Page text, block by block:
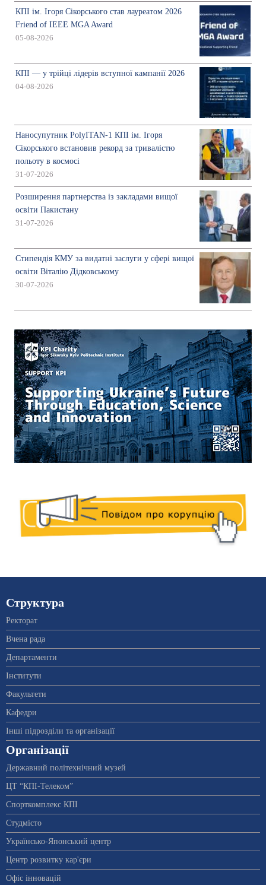
КПІ ім. Ігоря Сікорського став лауреатом 2026
Friend of IEEE MGA Award
05-08-2026
КПІ — у трійці лідерів вступної кампанії 2026
04-08-2026
Наносупутник PolyITAN-1 КПІ ім. Ігоря
Сікорського встановив рекорд за тривалістю
польоту в космосі
31-07-2026
Розширення партнерства із закладами вищої
освіти Пакистану
31-07-2026
Стипендія КМУ за видатні заслуги у сфері вищої
освіти Віталію Дідковському
30-07-2026
Структура
Ректорат
Вчена рада
Департаменти
Інститути
Факультети
Кафедри
Інші підрозділи та організації
Організації
Державний політехнічний музей
ЦТ “КПІ-Телеком”
Спорткомплекс КПІ
Студмісто
Українсько-Японський центр
Центр розвитку кар'єри
Офіс інновацій